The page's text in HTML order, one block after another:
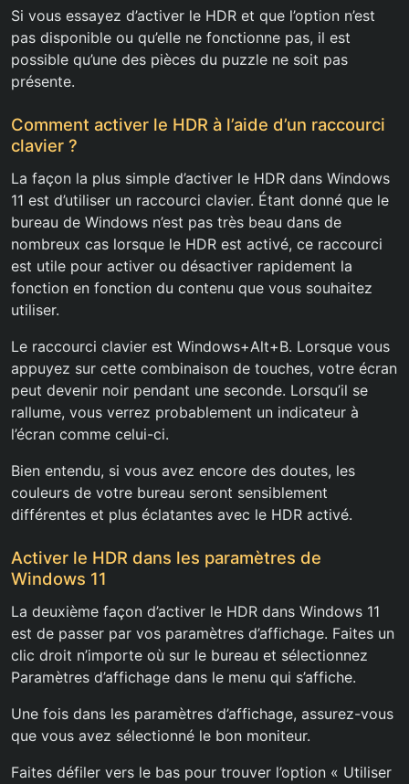
Si vous essayez d’activer le HDR et que l’option n’est
pas disponible ou qu’elle ne fonctionne pas, il est
possible qu’une des pièces du puzzle ne soit pas
présente.
Comment activer le HDR à l’aide d’un raccourci
clavier ?
La façon la plus simple d’activer le HDR dans Windows
11 est d’utiliser un raccourci clavier. Étant donné que le
bureau de Windows n’est pas très beau dans de
nombreux cas lorsque le HDR est activé, ce raccourci
est utile pour activer ou désactiver rapidement la
fonction en fonction du contenu que vous souhaitez
utiliser.
Le raccourci clavier est Windows+Alt+B. Lorsque vous
appuyez sur cette combinaison de touches, votre écran
peut devenir noir pendant une seconde. Lorsqu’il se
rallume, vous verrez probablement un indicateur à
l’écran comme celui-ci.
Bien entendu, si vous avez encore des doutes, les
couleurs de votre bureau seront sensiblement
différentes et plus éclatantes avec le HDR activé.
Activer le HDR dans les paramètres de
Windows 11
La deuxième façon d’activer le HDR dans Windows 11
est de passer par vos paramètres d’affichage. Faites un
clic droit n’importe où sur le bureau et sélectionnez
Paramètres d’affichage dans le menu qui s’affiche.
Une fois dans les paramètres d’affichage, assurez-vous
que vous avez sélectionné le bon moniteur.
Faites défiler vers le bas pour trouver l’option « Utiliser